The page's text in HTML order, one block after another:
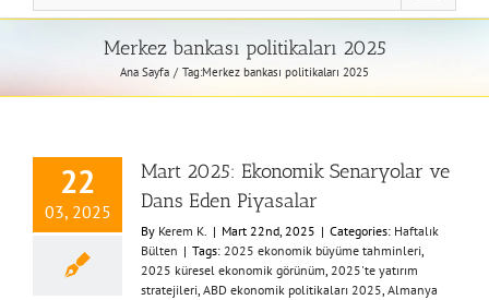
​Merkez bankası politikaları 2025​
Ana Sayfa Tag:​Merkez bankası politikaları 2025​
22
03, 2025
Mart 2025: Ekonomik Senaryolar ve
Dans Eden Piyasalar
By Kerem K. | Mart 22nd, 2025 | Categories: Haftalık
Bülten | Tags: ​2025 ekonomik büyüme tahminleri​,
2025 küresel ekonomik görünüm​, ​2025'te yatırım
stratejileri​, ​ABD ekonomik politikaları 2025​, ​Almanya